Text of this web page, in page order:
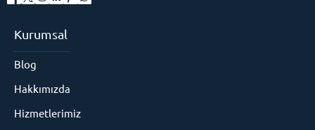
Kurumsal
Blog
Hakkımızda
Hizmetlerimiz